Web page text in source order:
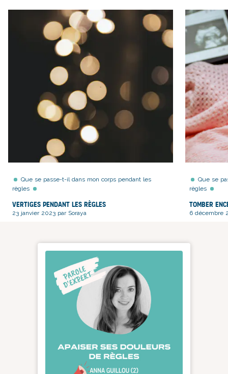
Que se passe-t-il dans mon corps pendant les
règles
Vertiges pendant les règles
23 janvier 2023 par Soraya
Que se
règles
Tomber
6 décembre